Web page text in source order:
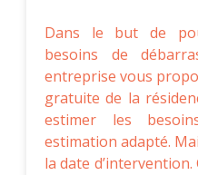
Dans le but de
besoins de
entreprise vous
gratuite de la
estimer les
estimation adapté.
la date d’intervention.